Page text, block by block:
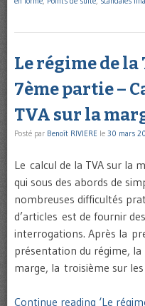
Le régime de la
7ème partie –
TVA sur la
Posté par Benoît RIVIERE le 30 mars
Le calcul de la TVA sur la
qui sous des abords de
nombreuses difficultés
d’articles est de fournir
interrogations. Après la
présentation du régime, la
marge, la troisième sur
Continue reading ‘Le